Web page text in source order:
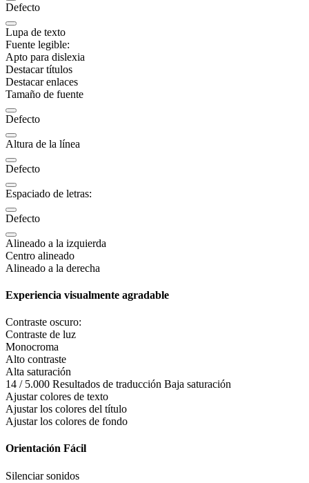
Defecto
Lupa de texto
Fuente legible:
Apto para dislexia
Destacar títulos
Destacar enlaces
Tamaño de fuente
Defecto
Altura de la línea
Defecto
Espaciado de letras:
Defecto
Alineado a la izquierda
Centro alineado
Alineado a la derecha
Experiencia visualmente agradable
Contraste oscuro:
Contraste de luz
Monocroma
Alto contraste
Alta saturación
14 / 5.000 Resultados de traducción Baja saturación
Ajustar colores de texto
Ajustar los colores del título
Ajustar los colores de fondo
Orientación Fácil
Silenciar sonidos